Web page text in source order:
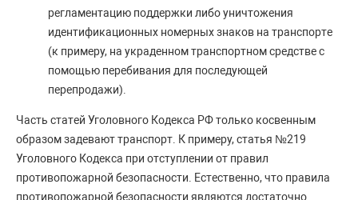
регламентацию поддержки либо уничтожения
идентификационных номерных знаков на транспорте
(к примеру, на украденном транспортном средстве с
помощью перебивания для последующей
перепродажи).
Часть статей Уголовного Кодекса РФ только косвенным
образом задевают транспорт. К примеру, статья №219
Уголовного Кодекса при отступлении от правил
противопожарной безопасности. Естественно, что правила
противопожарной безопасности являются достаточно